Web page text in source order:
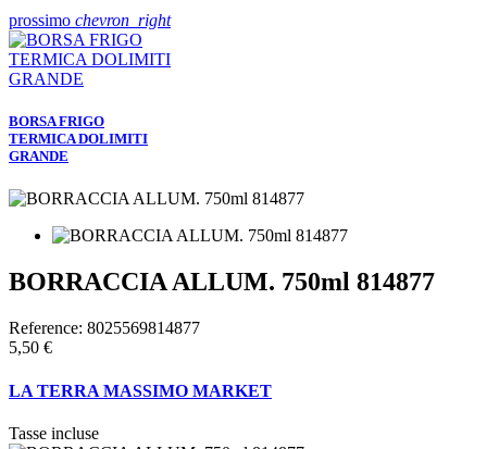
prossimo chevron_right
BORSA FRIGO
TERMICA DOLIMITI
GRANDE
BORRACCIA ALLUM. 750ml 814877
Reference: 8025569814877
5,50 €
LA TERRA MASSIMO MARKET
Tasse incluse